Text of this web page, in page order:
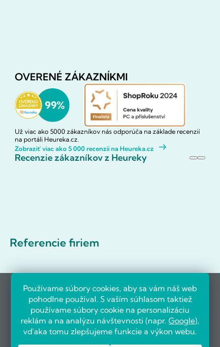
Používame súbory cookies, aby sa vám náš web
pohodlne používal. S vaším súhlasom taktiež
používame súbory cookie na personalizáciu
reklám a na analýzu návštevnosti (napr. Google),
vďaka tomu zlepšujeme funkcie a výkon webu.
OVERENÉ ZÁKAZNÍKMI
Už viac ako 5000 zákazníkov nás odporúča na základe recenzií
na portáli Heureka.cz.
Zobraziť viac ako 5 000 recenzií na Heureka.cz
Recenzie zákazníkov z Heureky
Referencie firiem